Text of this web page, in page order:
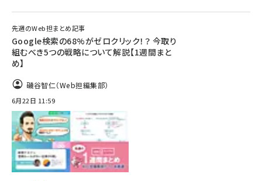
先週のWeb担まとめ記事
Google検索の68%がゼロクリック！？ 今取り
組むべき5つの戦略について解説【1週間まと
め】
磯谷智仁（Web担編集部）
6月22日 11:59